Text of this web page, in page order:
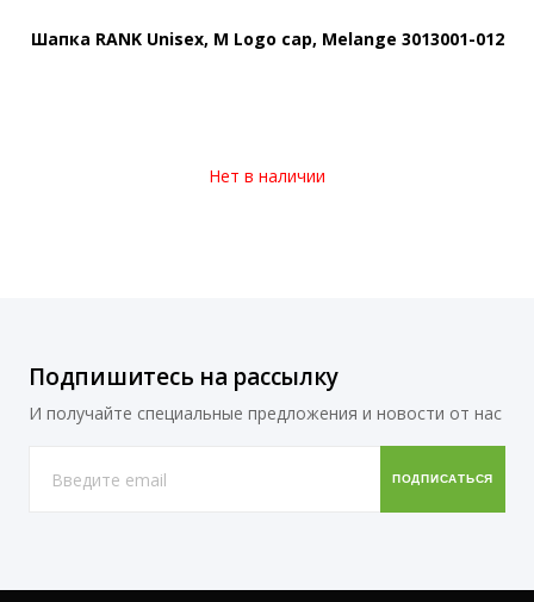
Шапка RANK Unisex, M Logo cap, Melange 3013001-012
Нет в наличии
Подпишитесь на рассылку
И получайте специальные предложения и новости от нас